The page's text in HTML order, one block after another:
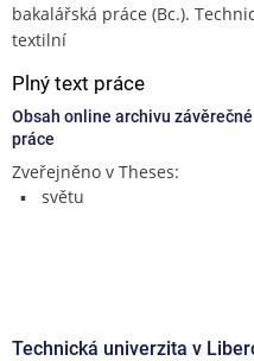
bakalářská práce (Bc.).
textilní
Plný text práce
Obsah online archivu závěrečné
práce
Zveřejněno v Theses:
světu
Technická univerzita v